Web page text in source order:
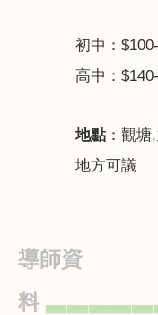
初中：
高中：
地點：觀塘,
地方可議
導師資
料